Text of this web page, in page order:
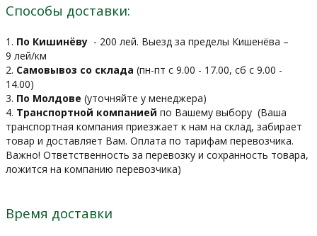
Способы доставки:
1. По Кишинёву - 200 лей. Выезд за пределы Кишенёва –
9 лей/км
2. Самовывоз со склада (пн-пт с 9.00 - 17.00, сб с 9.00 -
14.00)
3. По Молдове (уточняйте у менеджера)
4. Транспортной компанией по Вашему выбору (Ваша
транспортная компания приезжает к нам на склад, забирает
товар и доставляет Вам. Оплата по тарифам перевозчика.
Важно! Ответственность за перевозку и сохранность товара,
ложится на компанию перевозчика)
Время доставки